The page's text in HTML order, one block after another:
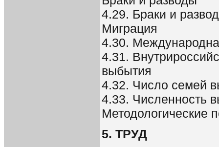
4.29. Браки и
Миграция
4.30.
4.31.
выбытия
4.32. Число семей
4.33. Численность
Методологические
5. ТРУД